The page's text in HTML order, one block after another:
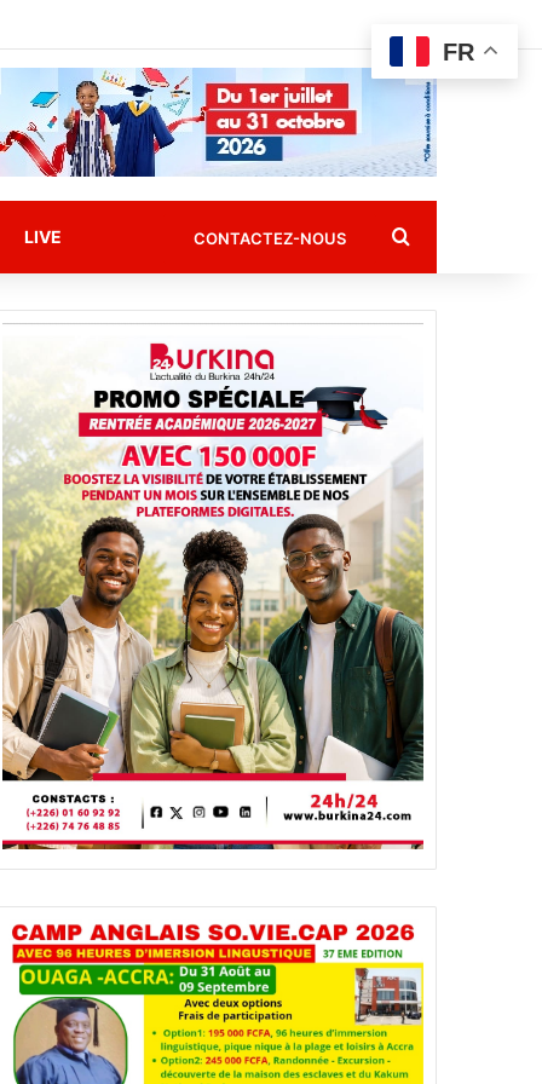
LIVE CONTACTEZ-NOUS Rechercher
FR